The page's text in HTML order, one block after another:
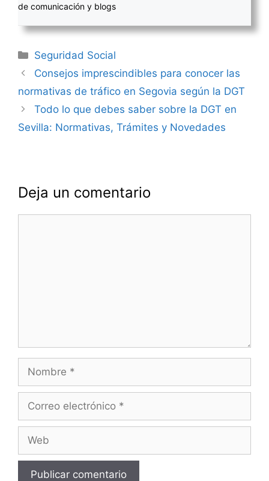
de comunicación y blogs
Categorías
Seguridad Social
Navegación
de
Consejos imprescindibles para conocer las
normativas de tráfico en Segovia según la DGT
Todo lo que debes saber sobre la DGT en
Sevilla: Normativas, Trámites y Novedades
Deja un comentario
Nombre
Correo
Web